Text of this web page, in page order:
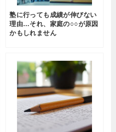
塾に行っても成績が伸びない
理由…それ、家庭の○○が原因
かもしれません